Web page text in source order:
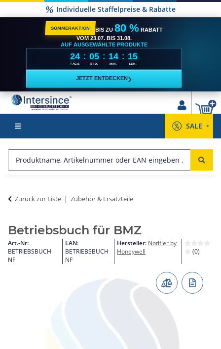
Individuelle Staffelpreise & Rabatte
SOMMERAKTION BIS ZU 80 % RABATT
VOM 23.07. BIS 31.08.
AUF AUSGEWÄHLTE PRODUKTE
24
TAGE
: 05
STD.
: 14
MIN.
: 14
SEK.
JETZT ENTDECKEN ›
SALE
Zurück zur Liste Zubehör & Ersatzteile
Betriebsbuch für BMZ
Art.-Nr:
BETRIEBSBUCH
NF
EAN:
BETRIEBSBUCH
NF
Hersteller: Notifier by
Honeywell
(0)